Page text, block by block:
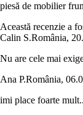
piesă de mobilier
Această recenzie a
Calin S.România,
Nu are cele mai
Ana P.România,
imi place foarte